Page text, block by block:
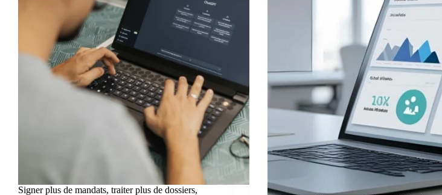
Signer plus de mandats, traiter plus de dossiers,